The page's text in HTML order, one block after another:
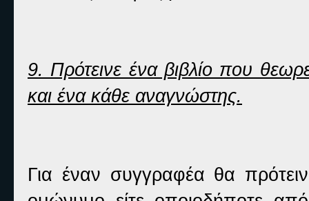
9. Πρότεινε ένα βιβλίο που
και ένα κάθε αναγνώστης.
Για έναν συγγραφέα θα